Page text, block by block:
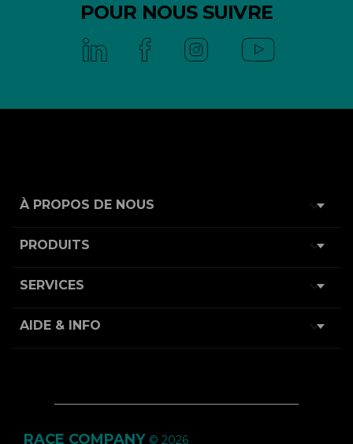
POUR NOUS SUIVRE
À PROPOS DE NOUS 
PRODUITS 
SERVICES 
AIDE & INFO 
RACE COMPANY © 2026